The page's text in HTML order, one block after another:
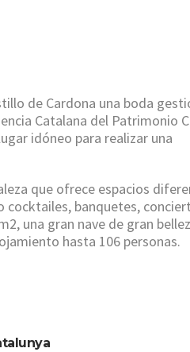
de Cardona una boda
Catalana del Patrimonio
idóneo para realizar una
que ofrece espacios
cocktailes, banquetes,
una gran nave de gran
hasta 106 personas.